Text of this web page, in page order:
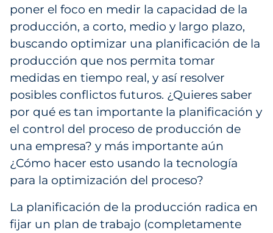
poner el foco en medir la capacidad de la
producción, a corto, medio y largo plazo,
buscando optimizar una planificación de la
producción que nos permita tomar
medidas en tiempo real, y así resolver
posibles conflictos futuros. ¿Quieres saber
por qué es tan importante la planificación y
el control del proceso de producción de
una empresa? y más importante aún
¿Cómo hacer esto usando la tecnología
para la optimización del proceso?
La planificación de la producción radica en
fijar un plan de trabajo (completamente